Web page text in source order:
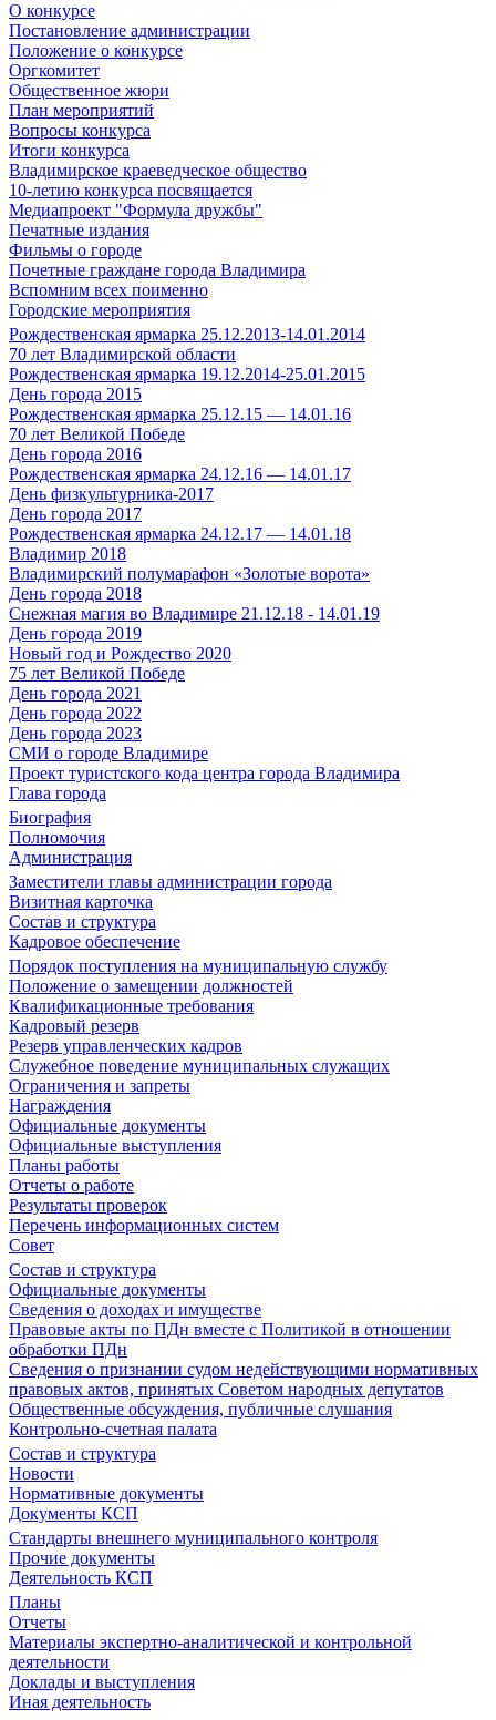
О конкурсе
Постановление администрации
Положение о конкурсе
Оргкомитет
Общественное жюри
План мероприятий
Вопросы конкурса
Итоги конкурса
Владимирское краеведческое общество
10-летию конкурса посвящается
Медиапроект "Формула дружбы"
Печатные издания
Фильмы о городе
Почетные граждане города Владимира
Вспомним всех поименно
Городские мероприятия
Рождественская ярмарка 25.12.2013-14.01.2014
70 лет Владимирской области
Рождественская ярмарка 19.12.2014-25.01.2015
День города 2015
Рождественская ярмарка 25.12.15 — 14.01.16
70 лет Великой Победе
День города 2016
Рождественская ярмарка 24.12.16 — 14.01.17
День физкультурника-2017
День города 2017
Рождественская ярмарка 24.12.17 — 14.01.18
Владимир 2018
Владимирский полумарафон «Золотые ворота»
День города 2018
Снежная магия во Владимире 21.12.18 - 14.01.19
День города 2019
Новый год и Рождество 2020
75 лет Великой Победе
День города 2021
День города 2022
День города 2023
СМИ о городе Владимире
Проект туристского кода центра города Владимира
Глава города
Биография
Полномочия
Администрация
Заместители главы администрации города
Визитная карточка
Состав и структура
Кадровое обеспечение
Порядок поступления на муниципальную службу
Положение о замещении должностей
Квалификационные требования
Кадровый резерв
Резерв управленческих кадров
Служебное поведение муниципальных служащих
Ограничения и запреты
Награждения
Официальные документы
Официальные выступления
Планы работы
Отчеты о работе
Результаты проверок
Перечень информационных систем
Совет
Состав и структура
Официальные документы
Сведения о доходах и имуществе
Правовые акты по ПДн вместе с Политикой в отношении
обработки ПДн
Сведения о признании судом недействующими нормативных
правовых актов, принятых Советом народных депутатов
Общественные обсуждения, публичные слушания
Контрольно-счетная палата
Состав и структура
Новости
Нормативные документы
Документы КСП
Стандарты внешнего муниципального контроля
Прочие документы
Деятельность КСП
Планы
Отчеты
Материалы экспертно-аналитической и контрольной
деятельности
Доклады и выступления
Иная деятельность